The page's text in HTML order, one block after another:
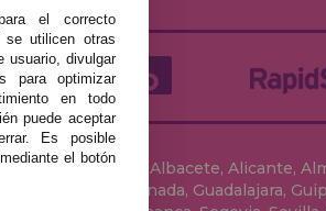
español: Álava, Albacete, Alicante,
Gerona, Granada, Guadalajara,
el correcto
se utilicen otras
usuario, divulgar
para optimizar
en todo
puede aceptar
Es posible
el botón